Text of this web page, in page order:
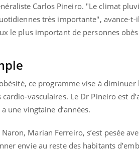
Carlos Pineiro. "Le climat
très importante", avance-
le plus important de personnes
ce programme vise à
vasculaires. Le Dr Pineiro est
une vingtaine d’années.
Marian Ferreiro, s’est pesée
envie au reste des habitants
« jumeau numérique » pour
l’accès à la médecine
Youtube